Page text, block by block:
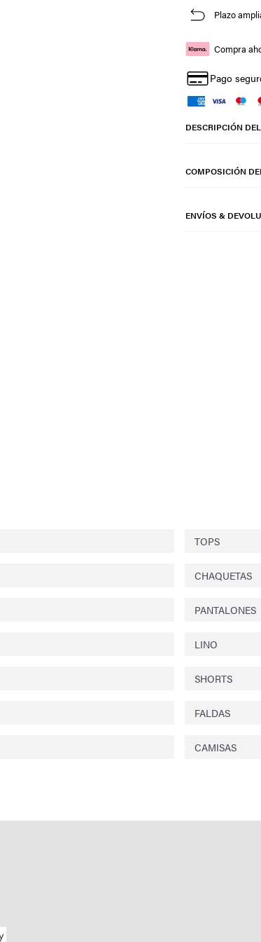
Plazo
Compra
Pago
DESCRIPCIÓN
COMPOSICIÓN
ENVÍOS &
TOPS
CHAQUETAS
PANTALONES
LINO
SHORTS
FALDAS
CAMISAS